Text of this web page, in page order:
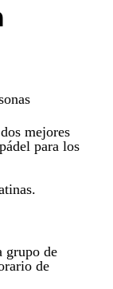
mejores
para los
grupo de
de